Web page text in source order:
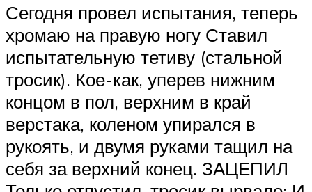
Сегодня провел испытания, теперь
хромаю на правую ногу Ставил
испытательную тетиву (стальной
тросик). Кое-как, уперев нижним
концом в пол, верхним в край
верстака, коленом упирался в
рукоять, и двумя руками тащил на
себя за верхний конец. ЗАЦЕПИЛ